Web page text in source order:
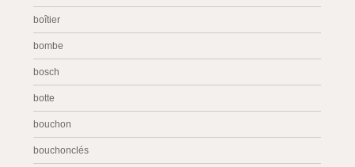
boîtier
bombe
bosch
botte
bouchon
bouchonclés